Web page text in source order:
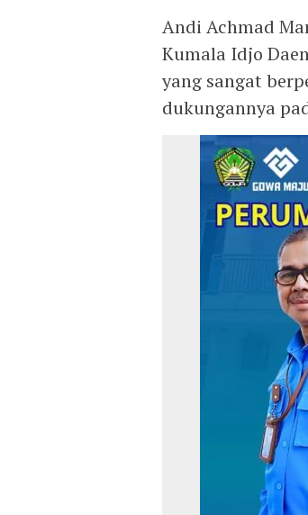
Andi Achmad
Kumala Idjo
yang sangat
dukungannya